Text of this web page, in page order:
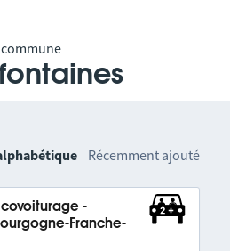
commune
Récemment ajouté
covoiturage -
Franche-